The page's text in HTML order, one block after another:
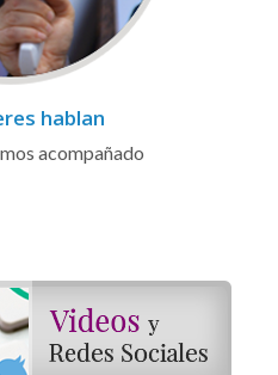
hablan
acompañado